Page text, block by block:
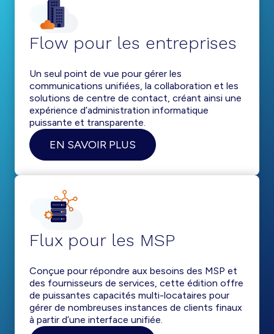
Flow pour les entreprises
Un seul point de vue pour gérer les
communications unifiées, la collaboration et les
solutions de centre de contact, créant ainsi une
expérience d’administration informatique
puissante et transparente.
EN SAVOIR PLUS
Flux pour les MSP
Conçue pour répondre aux besoins des MSP et
des fournisseurs de services, cette édition offre
de puissantes capacités multi-locataires pour
gérer de nombreuses instances de clients finaux
à partir d’une interface unifiée.